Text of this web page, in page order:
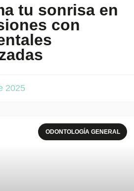
tu sonrisa en
con
2025
ODONTOLOGÍA GENERAL